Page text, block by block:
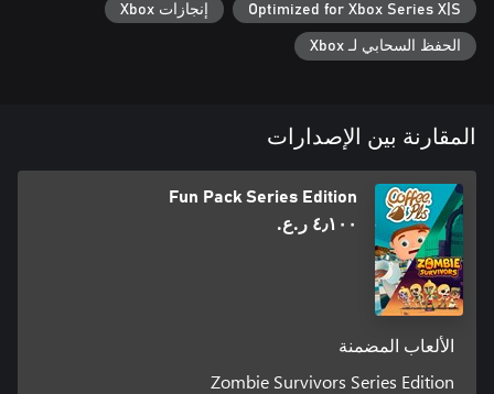
Optimized for Xbox Series X|S إنجازات Xbox
الحفظ السحابي لـ Xbox
المقارنة بين الإصدارات
Fun Pack Series Edition
٤٫١٠٠ ر.ع.‏
الألعاب المضمنة
Zombie Survivors Series Edition